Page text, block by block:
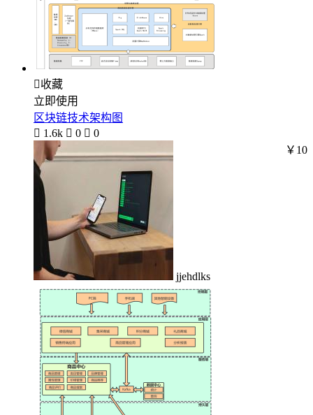
收藏
立即使用
区块链技术架构图
 1.6k  0  0
jjehdlks
￥10